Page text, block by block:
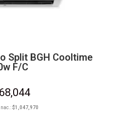
Split BGH Cooltime
F/C
$1,047,970